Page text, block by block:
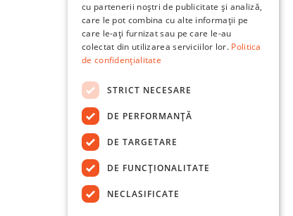
cu partenerii noștri de publicitate și analiză,
care le pot combina cu alte informații pe
care le-ați furnizat sau pe care le-au
colectat din utilizarea serviciilor lor. Politica
de confidențialitate
STRICT NECESARE
DE PERFORMANȚĂ
DE TARGETARE
DE FUNCŢIONALITATE
NECLASIFICATE